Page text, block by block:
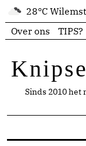
28°C
Over ons
TIPS?
Sinds 2010 het